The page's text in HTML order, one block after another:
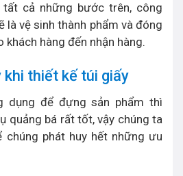
tất cả những bước trên, công
là vệ sinh thành phẩm và đóng
khách hàng đến nhận hàng.
khi thiết kế túi giấy
dụng để đựng sản phẩm thì
quảng bá rất tốt, vậy chúng ta
chúng phát huy hết những ưu